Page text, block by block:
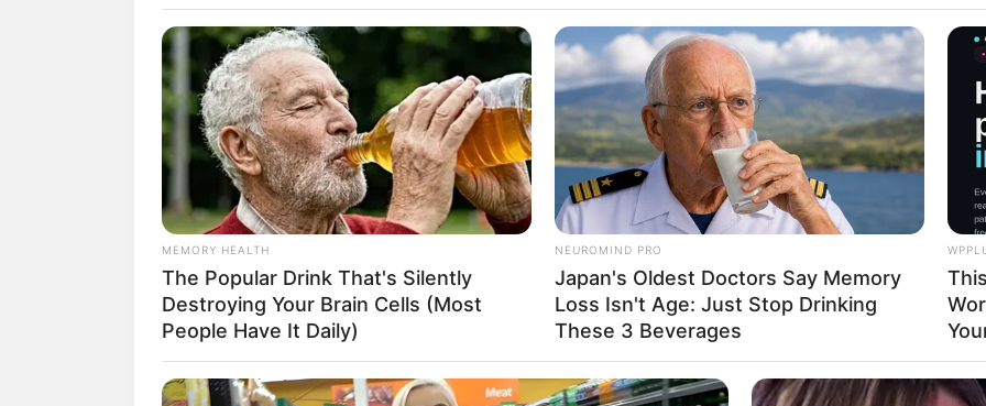
Governo do Estado de MS atualiza incentivo aos agentes de saúde.
Publicado noJASB em24 .agosto .2024. Atualizado em 12.outubro.2024.
Grupos no WhatsApp | Os A
gentes Comunitários de Saúde e Agentes de Combate às Endemias de todo o país
possuem direito ao IFA - Incentivo Financeiro Adicional. A Lei Federal 12.994/2014, além de portarias do
Ministério da Saúde, decretos do Poder Executivo Federal e posicionamento do STF - Supremo Tribunal
Federal garantem. Sai mais, noCanal Especial do IFA.
Incentivo Financeiro Estadual
de Saúde Pública do Mato Grosso do Sul, contam com um novo valor de incentivo estadual. A correção foi
publicada no DOE (Diário Oficial do Estado), por meio da Lei nº 6.287.
Pagamento escalonado
MEMORY HEALTH
The Popular Drink That's Silently
Destroying Your Brain Cells (Most
People Have It Daily)
NEUROMIND PRO
Japan's Oldest Doctors Say Memory
Loss Isn't Age: Just Stop Drinking
These 3 Beverages